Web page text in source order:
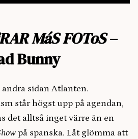
MáS FOToS–
Bunny
sidan Atlanten.
står högst upp på agendan,
det alltså inget värre än en
på spanska. Låt glömma att